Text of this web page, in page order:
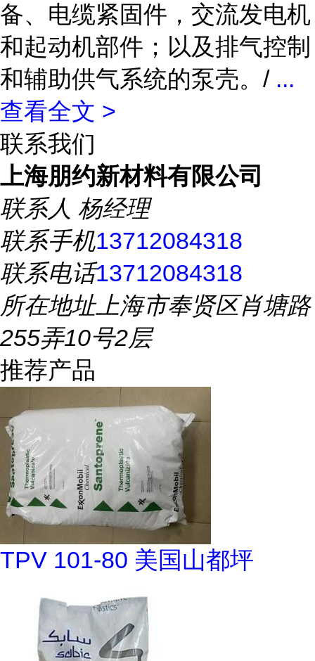
备、电缆紧固件，交流发电机
和起动机部件；以及排气控制
和辅助供气系统的泵壳。/ ...
查看全文 >
联系我们
上海朋约新材料有限公司
联系人 杨经理
联系手机13712084318
联系电话13712084318
所在地址上海市奉贤区肖塘路
255弄10号2层
推荐产品
TPV 101-80 美国山都坪